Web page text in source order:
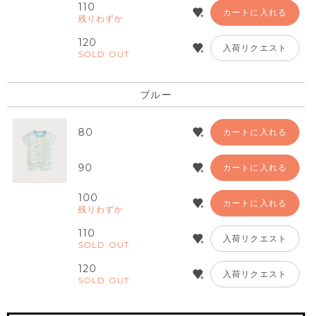
110
残りわずか
カートに入れる
120
SOLD OUT
入荷リクエスト
ブルー
80 カートに入れる
90 カートに入れる
100
残りわずか
カートに入れる
110
SOLD OUT
入荷リクエスト
120
SOLD OUT
入荷リクエスト